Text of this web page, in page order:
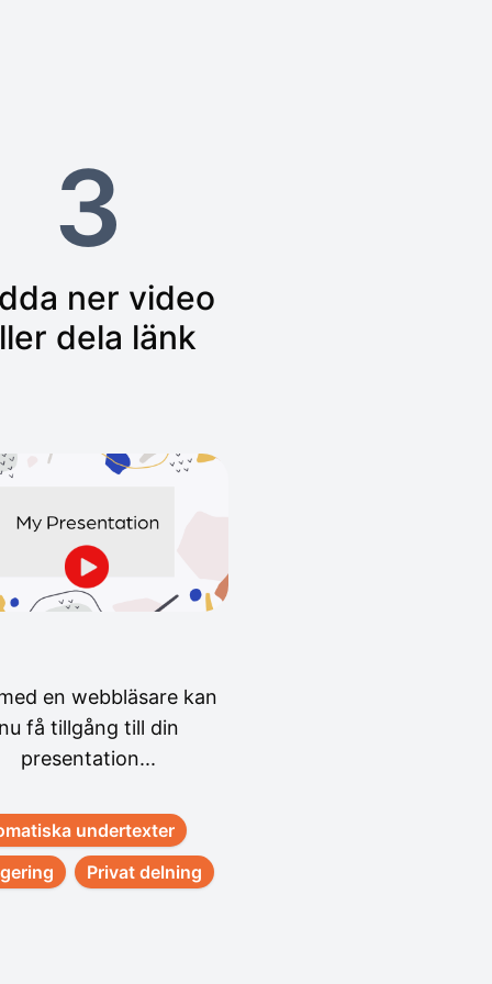
3
ner video
dela länk
en webbläsare kan
få tillgång till din
presentation...
undertexter
Privat delning